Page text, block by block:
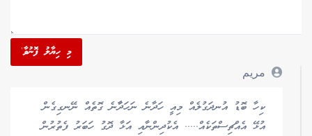
މި ހިޔާލު ފޮނުވާ'
مريم
ކިހާ ބޮޑު އުނދަގުލެއް މިއީ ހަދާނެ ނަހަދާާނެ ގޮތެއް ނޭނގިގެން
އުޅޭ އެއްޗިސްތަކެއް..... އެކުދިންނާއި އަޅާ ދޮގު ހަބަރު ފެތުރުން